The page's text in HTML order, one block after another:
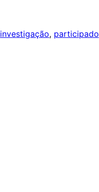
investigação, participado